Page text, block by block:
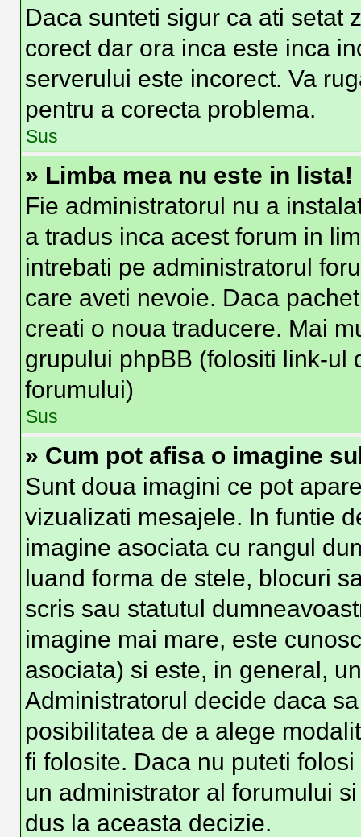
Daca sunteti sigur ca ati setat
corect dar ora inca este inca
serverului este incorect. Va
pentru a corecta problema.
Sus
» Limba mea nu este in lista!
Fie administratorul nu a
a tradus inca acest forum in
intrebati pe administratorul
care aveti nevoie. Daca
creati o noua traducere. Mai
grupului phpBB (folositi link-ul
forumului)
Sus
» Cum pot afisa o imagine
Sunt doua imagini ce pot
vizualizati mesajele. In funtie
imagine asociata cu rangul
luand forma de stele, blocuri
scris sau statutul
imagine mai mare, este
asociata) si este, in general,
Administratorul decide daca
posibilitatea de a alege
fi folosite. Daca nu puteti
un administrator al forumului
dus la aceasta decizie.